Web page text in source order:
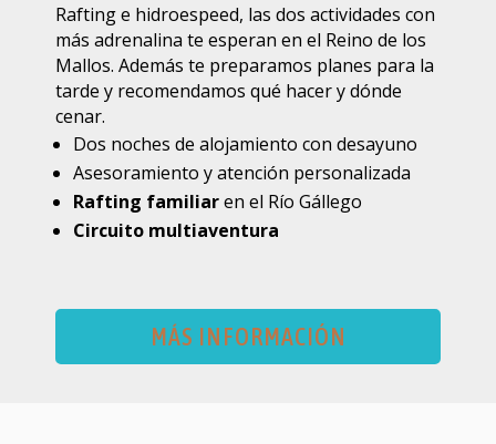
Rafting e hidroespeed, las dos actividades con
más adrenalina te esperan en el Reino de los
Mallos. Además te preparamos planes para la
tarde y recomendamos qué hacer y dónde
cenar.
Dos noches de alojamiento con desayuno
Asesoramiento y atención personalizada
Rafting familiaren el Río Gállego
Circuito multiaventura
MÁS INFORMACIÓN